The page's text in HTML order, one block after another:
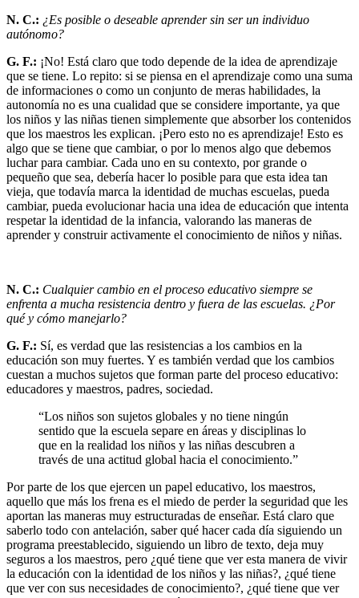
N. C.: ¿Es posible o deseable aprender sin ser un individuo
autónomo?
G. F.: ¡No! Está claro que todo depende de la idea de aprendizaje
que se tiene. Lo repito: si se piensa en el aprendizaje como una suma
de informaciones o como un conjunto de meras habilidades, la
autonomía no es una cualidad que se considere importante, ya que
los niños y las niñas tienen simplemente que absorber los contenidos
que los maestros les explican. ¡Pero esto no es aprendizaje! Esto es
algo que se tiene que cambiar, o por lo menos algo que debemos
luchar para cambiar. Cada uno en su contexto, por grande o
pequeño que sea, debería hacer lo posible para que esta idea tan
vieja, que todavía marca la identidad de muchas escuelas, pueda
cambiar, pueda evolucionar hacia una idea de educación que intenta
respetar la identidad de la infancia, valorando las maneras de
aprender y construir activamente el conocimiento de niños y niñas.
N. C.: Cualquier cambio en el proceso educativo siempre se
enfrenta a mucha resistencia dentro y fuera de las escuelas. ¿Por
qué y cómo manejarlo?
G. F.: Sí, es verdad que las resistencias a los cambios en la
educación son muy fuertes. Y es también verdad que los cambios
cuestan a muchos sujetos que forman parte del proceso educativo:
educadores y maestros, padres, sociedad.
“Los niños son sujetos globales y no tiene ningún
sentido que la escuela separe en áreas y disciplinas lo
que en la realidad los niños y las niñas descubren a
través de una actitud global hacia el conocimiento.”
Por parte de los que ejercen un papel educativo, los maestros,
aquello que más los frena es el miedo de perder la seguridad que les
aportan las maneras muy estructuradas de enseñar. Está claro que
saberlo todo con antelación, saber qué hacer cada día siguiendo un
programa preestablecido, siguiendo un libro de texto, deja muy
seguros a los maestros, pero ¿qué tiene que ver esta manera de vivir
la educación con la identidad de los niños y las niñas?, ¿qué tiene
que ver con sus necesidades de conocimiento?, ¿qué tiene que ver